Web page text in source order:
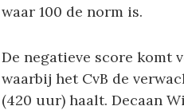
waar 100 de norm is.
De negatieve score komt
waarbij het CvB de
(420 uur) haalt. Decaan